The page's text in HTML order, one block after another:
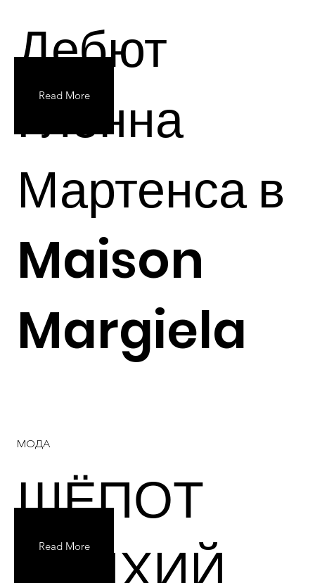
Дебют
Гленна
Мартенса в
Maison
Margiela
Read More
ШЁПОТ
МОДА
Read More